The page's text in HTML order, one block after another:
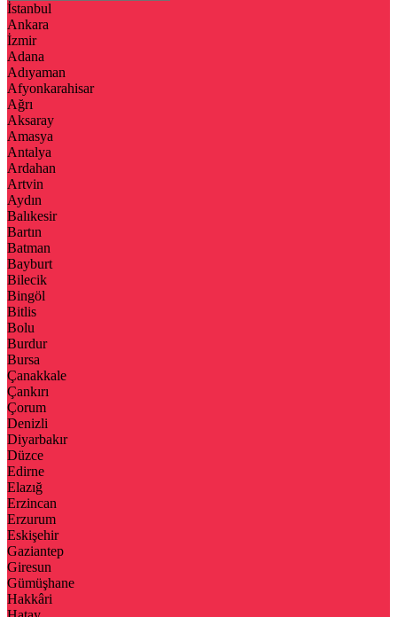
İstanbul
Ankara
İzmir
Adana
Adıyaman
Afyonkarahisar
Ağrı
Aksaray
Amasya
Antalya
Ardahan
Artvin
Aydın
Balıkesir
Bartın
Batman
Bayburt
Bilecik
Bingöl
Bitlis
Bolu
Burdur
Bursa
Çanakkale
Çankırı
Çorum
Denizli
Diyarbakır
Düzce
Edirne
Elazığ
Erzincan
Erzurum
Eskişehir
Gaziantep
Giresun
Gümüşhane
Hakkâri